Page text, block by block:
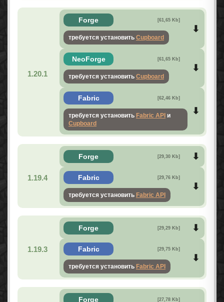
1.20.1
Forge [61,65 Kb]
требуется установить Cupboard
NeoForge [61,65 Kb]
требуется установить Cupboard
Fabric [62,46 Kb]
требуется установить Fabric API и
Cupboard
1.19.4
Forge [29,30 Kb]
Fabric [29,76 Kb]
требуется установить Fabric API
1.19.3
Forge [29,29 Kb]
Fabric [29,75 Kb]
требуется установить Fabric API
Forge [27,78 Kb]